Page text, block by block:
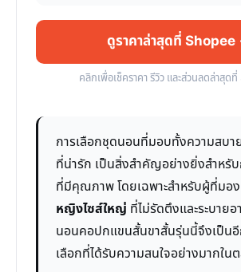
ดูราคาล่าสุดที่
คลิกเพื่อเช็คราคา รีวิว และส่วนลดล่าสุด
การเลือกชุดนอนที่มอบทั้งความสบา
ที่น่ารัก เป็นสิ่งสำคัญอย่างยิ่งสำหรั
ที่มีคุณภาพ โดยเฉพาะสำหรับผู้ที่มอ
หญิงไซส์ใหญ่ ที่ไม่รัดตึงและระบาย
นอนคอปกแขนสั้นขาสั้นรุ่นนี้จึงเป็น
เลือกที่ได้รับความสนใจอย่างมากใน